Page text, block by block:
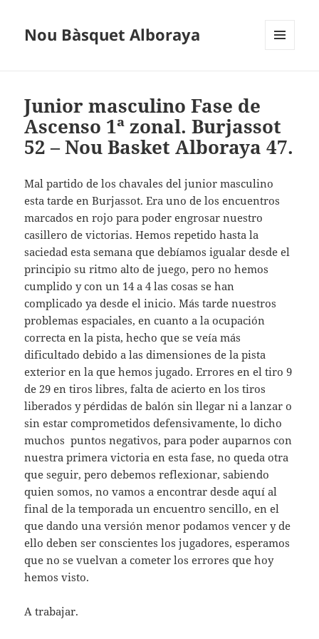
Nou Bàsquet Alboraya
Junior masculino Fase de
Ascenso 1ª zonal. Burjassot
52 – Nou Basket Alboraya 47.
Mal partido de los chavales del junior masculino
esta tarde en Burjassot. Era uno de los encuentros
marcados en rojo para poder engrosar nuestro
casillero de victorias. Hemos repetido hasta la
saciedad esta semana que debíamos igualar desde el
principio su ritmo alto de juego, pero no hemos
cumplido y con un 14 a 4 las cosas se han
complicado ya desde el inicio. Más tarde nuestros
problemas espaciales, en cuanto a la ocupación
correcta en la pista, hecho que se veía más
dificultado debido a las dimensiones de la pista
exterior en la que hemos jugado. Errores en el tiro 9
de 29 en tiros libres, falta de acierto en los tiros
liberados y pérdidas de balón sin llegar ni a lanzar o
sin estar comprometidos defensivamente, lo dicho
muchos puntos negativos, para poder auparnos con
nuestra primera victoria en esta fase, no queda otra
que seguir, pero debemos reflexionar, sabiendo
quien somos, no vamos a encontrar desde aquí al
final de la temporada un encuentro sencillo, en el
que dando una versión menor podamos vencer y de
ello deben ser conscientes los jugadores, esperamos
que no se vuelvan a cometer los errores que hoy
hemos visto.
A trabajar.